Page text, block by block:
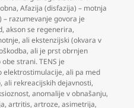
,Afazija (disfazija) – motnja
– razumevanje govora je
,akson se regenerira,
,ali ekstenzijski (okvara v
,ali je prst obrnjen
strani. TENS je
elektrostimulacije,ali pa med
,ali rekreacijskih dejavnosti,
,anomalije v obnašanju,
,artritis,artroze,asimetrija,